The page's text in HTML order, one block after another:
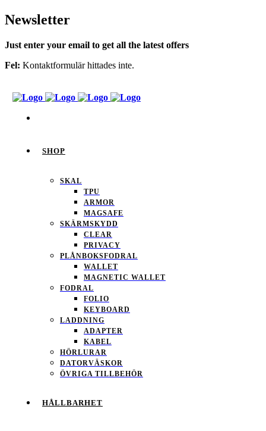
Newsletter
Just enter your email to get all the latest offers
Fel: Kontaktformulär hittades inte.
SHOP
SKAL
TPU
ARMOR
MAGSAFE
SKÄRMSKYDD
CLEAR
PRIVACY
PLÅNBOKSFODRAL
WALLET
MAGNETIC WALLET
FODRAL
FOLIO
KEYBOARD
LADDNING
ADAPTER
KABEL
HÖRLURAR
DATORVÄSKOR
ÖVRIGA TILLBEHÖR
HÅLLBARHET